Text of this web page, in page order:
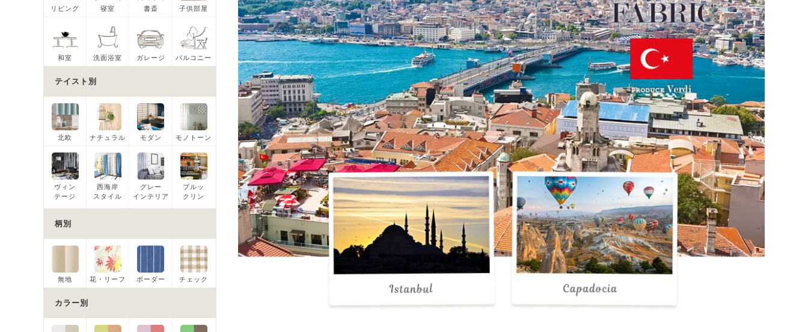
リビング 寝室 書斎 子供部屋
和室 洗面浴室 ガレージ バルコニー
テイスト別
北欧 ナチュラル モダン モノトーン
ヴィン
テージ
西海岸
スタイル
グレー
インテリア
ブルッ
クリン
柄別
無地 花・リーフ ボーダー チェック
カラー別